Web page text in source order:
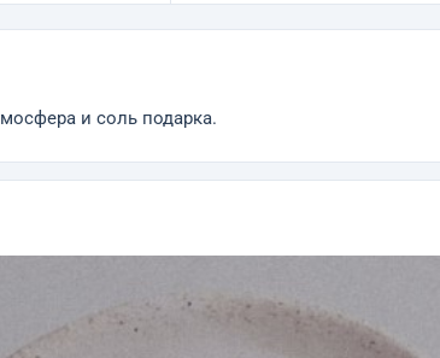
и соль подарка.